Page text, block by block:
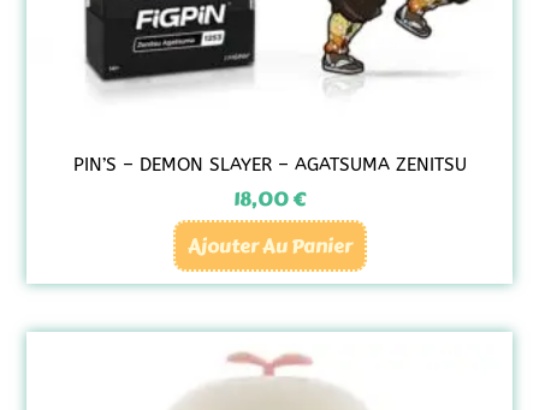
PIN’S – DEMON SLAYER – AGATSUMA ZENITSU
18,00€
Ajouter Au Panier